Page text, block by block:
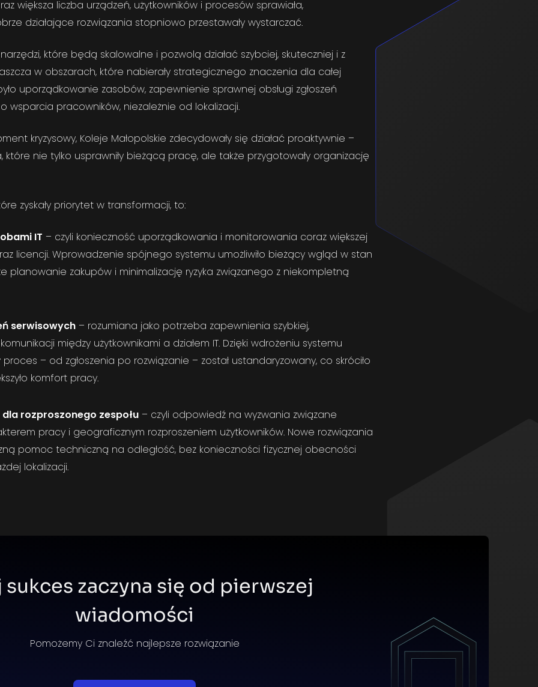
większa liczba urządzeń, użytkowników i procesów sprawiała,
działające rozwiązania stopniowo przestawały wystarczać.
narzędzi, które będą skalowalne i pozwolą działać szybciej, skuteczniej i z
w obszarach, które nabierały strategicznego znaczenia dla całej
uporządkowanie zasobów, zapewnienie sprawnej obsługi zgłoszeń
wsparcia pracowników, niezależnie od lokalizacji.
kryzysowy, Koleje Małopolskie zdecydowały się działać proaktywnie –
które nie tylko usprawniły bieżącą pracę, ale także przygotowały organizację
zyskały priorytet w transformacji, to:
IT – czyli konieczność uporządkowania i monitorowania coraz większej
licencji. Wprowadzenie spójnego systemu umożliwiło bieżący wgląd w stan
planowanie zakupów i minimalizację ryzyka związanego z niekompletną
serwisowych – rozumiana jako potrzeba zapewnienia szybkiej,
między użytkownikami a działem IT. Dzięki wdrożeniu systemu
proces – od zgłoszenia po rozwiązanie – został ustandaryzowany, co skróciło
komfort pracy.
rozproszonego zespołu – czyli odpowiedź na wyzwania związane
pracy i geograficznym rozproszeniem użytkowników. Nowe rozwiązania
pomoc techniczną na odległość, bez konieczności fizycznej obecności
lokalizacji.
sukces zaczyna się od pierwszej
wiadomości
Pomożemy Ci znaleźć najlepsze rozwiązanie